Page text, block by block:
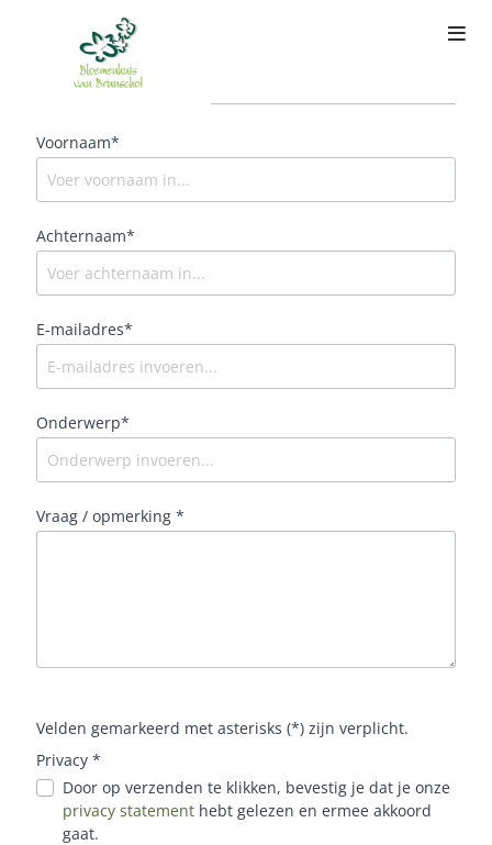
Contact
Voornaam*
Achternaam*
E-mailadres*
Onderwerp*
Vraag / opmerking *
Velden gemarkeerd met asterisks (*) zijn verplicht.
Privacy *
Door op verzenden te klikken, bevestig je dat je onze
privacy statement hebt gelezen en ermee akkoord
gaat.